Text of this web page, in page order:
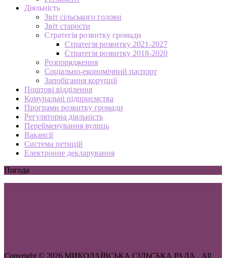
Діяльність
Звіт сільського голови
Звіт старости
Стратегія розвитку громади
Стратегія розвитку 2021-2027
Стратегія розвитку 2018-2020
Розпорядження
Соціально-економічний паспорт
Запобігання корупції
Поштові відділення
Комунальні підприємства
Програми розвитку громади
Регуляторна діяльність
Перейменування вулиць
Вакансії
Система петицій
Електронне декларування
Погода
Copyright © 2026 МИКОЛАЇВСЬКА СІЛЬСЬКА РАДА . All